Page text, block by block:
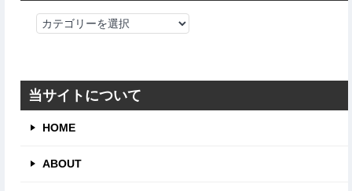
カ
リ
当サイトについて
HOME
ABOUT